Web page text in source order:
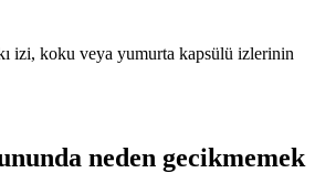
izi, koku veya yumurta kapsülü izlerinin
neden gecikmemek